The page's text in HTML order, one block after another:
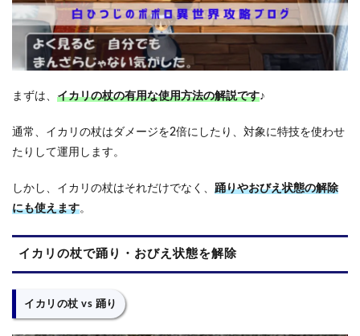
まずは、 イカリの杖の有用な使用方法の解説です♪
通常、イカリの杖はダメージを2倍にしたり、対象に特技を使わせ
たりして運用します。
しかし、イカリの杖はそれだけでなく、 踊りやおびえ状態の解除
にも使えます。
イカリの杖で踊り・おびえ状態を解除
イカリの杖 vs 踊り